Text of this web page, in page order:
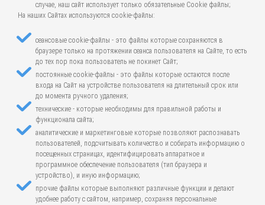
случае, наш сайт использует только обязательные Cookie файлы;
На наших Сайтах используются cookie-файлы:
сеансовые cookie-файлы - это файлы которые сохраняются в
браузере только на протяжении сеанса пользователя на Сайте, то есть
до тех пор пока пользователь не покинет Сайт;
постоянные cookie-файлы - это файлы которые остаются после
входа на Сайт на устройстве пользователя на длительный срок или
до момента ручного удаления;
технические - которые необходимы для правильной работы и
функционала сайта;
аналитические и маркетинговые которые позволяют распознавать
пользователей, подсчитывать количество и собирать информацию о
посещенных страницах, идентифицировать аппаратное и
программное обеспечение пользователя (тип браузера и
устройство), и иную информацию;
прочие файлы которые выполняют различные функции и делают
удобнее работу с сайтом, например, сохраняя персональные